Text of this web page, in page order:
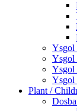
Ysgol
Ysgol
Ysgol
Ysgol
Plant /